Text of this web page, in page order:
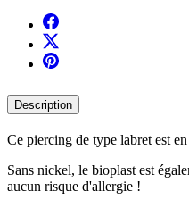
Description
Ce piercing de type labret est
Sans nickel, le bioplast est
aucun risque d'allergie !